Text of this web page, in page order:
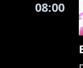
08:00